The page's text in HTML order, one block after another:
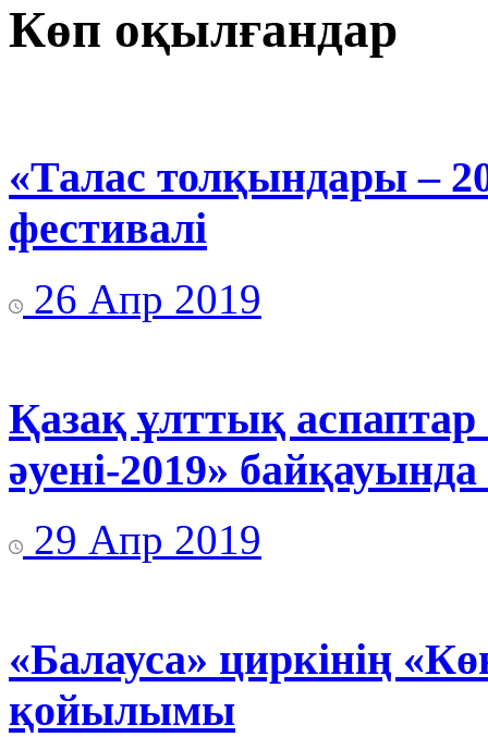
Көп оқылғандар
«Талас толқындары –
фестивалі
26 Апр 2019
Қазақ ұлттық
әуені-2019»
29 Апр 2019
«Балауса» циркінің
қойылымы